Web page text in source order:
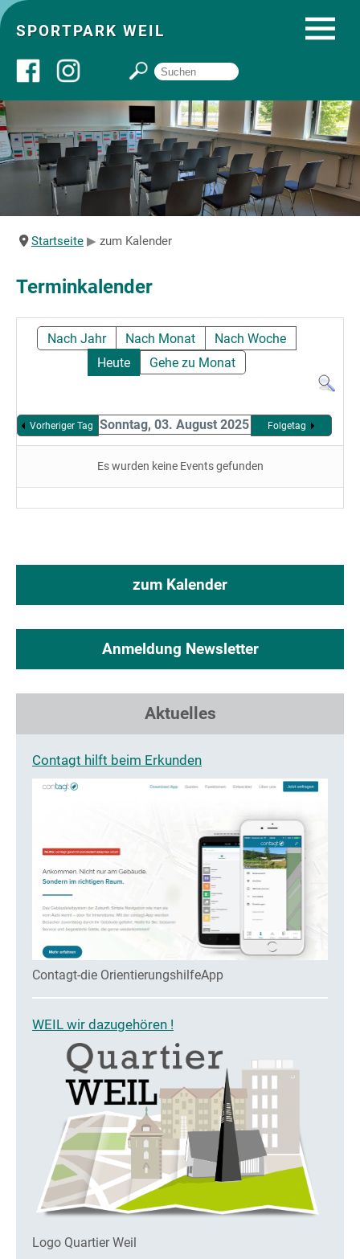
SPORTPARK WEIL
Über uns
Startseite
Angebote
Sportpark
Startseite zum Kalender
Terminkalender
Nach Jahr Nach Monat
Nach Woche
Heute
Gehe zu Monat
Vorheriger Tag Sonntag, 03. August 2025 Folgetag
Es wurden keine Events gefunden
zum Kalender
Anmeldung Newsletter
Aktuelles
Contagt hilft beim Erkunden
Contagt-die OrientierungshilfeApp
WEIL wir dazugehören !
Logo Quartier Weil